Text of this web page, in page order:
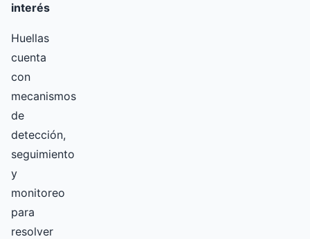
interés
Huellas
cuenta
con
mecanismos
de
detección,
seguimiento
y
monitoreo
para
resolver